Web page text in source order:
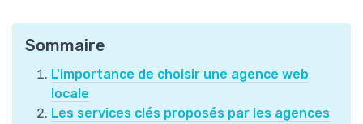
Sommaire
L'importance de choisir une agence web
locale
Les services clés proposés par les agences